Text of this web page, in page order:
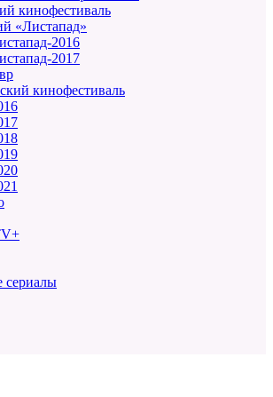
кинофестиваль
«Листапад»
2016
2017
кинофестиваль
сериалы